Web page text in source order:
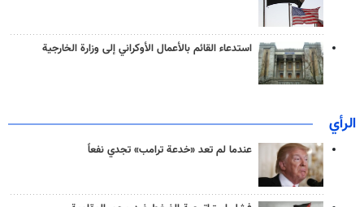
استدعاء القائم بالأعمال الأوكراني إلى وزارة الخارجية
الرأي
عندما لم تعد «خدعة ترامب» تجدي نفعاً